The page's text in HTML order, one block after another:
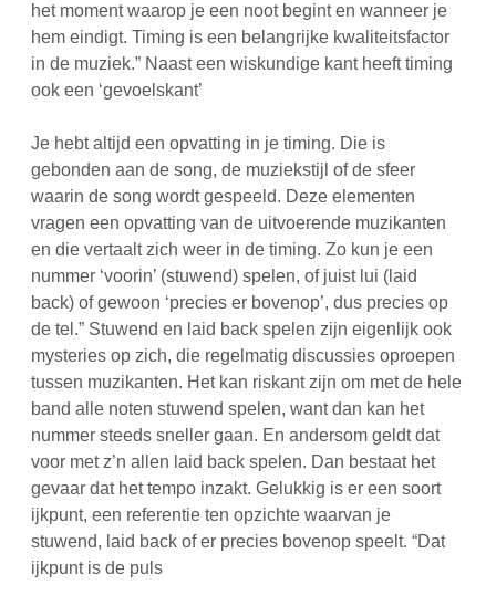
het moment waarop je een noot begint en wanneer je
hem eindigt. Timing is een belangrijke kwaliteitsfactor
in de muziek.” Naast een wiskundige kant heeft timing
ook een ‘gevoelskant’
Je hebt altijd een opvatting in je timing. Die is
gebonden aan de song, de muziekstijl of de sfeer
waarin de song wordt gespeeld. Deze elementen
vragen een opvatting van de uitvoerende muzikanten
en die vertaalt zich weer in de timing. Zo kun je een
nummer ‘voorin’ (stuwend) spelen, of juist lui (laid
back) of gewoon ‘precies er bovenop’, dus precies op
de tel.” Stuwend en laid back spelen zijn eigenlijk ook
mysteries op zich, die regelmatig discussies oproepen
tussen muzikanten. Het kan riskant zijn om met de hele
band alle noten stuwend spelen, want dan kan het
nummer steeds sneller gaan. En andersom geldt dat
voor met z’n allen laid back spelen. Dan bestaat het
gevaar dat het tempo inzakt. Gelukkig is er een soort
ijkpunt, een referentie ten opzichte waarvan je
stuwend, laid back of er precies bovenop speelt. “Dat
ijkpunt is de puls